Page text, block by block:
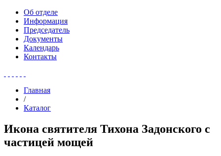
Об отделе
Информация
Председатель
Документы
Календарь
Контакты
Главная
/
Каталог
Икона святителя Тихона Задонского с
частицей мощей